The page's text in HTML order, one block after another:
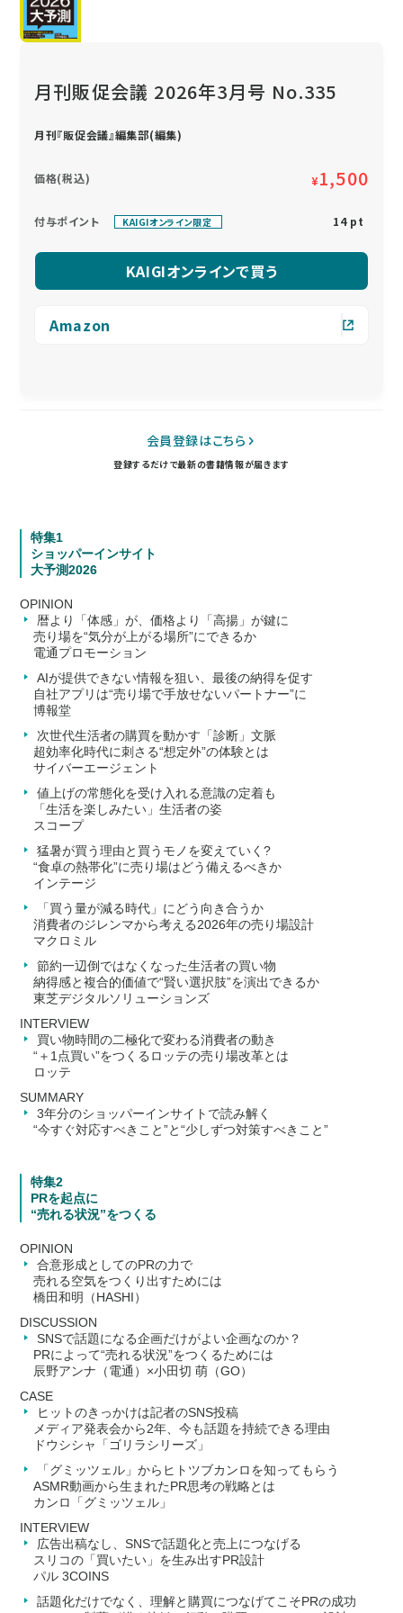
月刊販促会議 2026年3月号 No.335
月刊『販促会議』編集部(編集)
価格(税込) ¥1,500
付与ポイント KAIGIオンライン限定 14 pt
KAIGIオンラインで買う
Amazon
会員登録はこちら
登録するだけで最新の書籍情報が届きます
特集1
ショッパーインサイト
大予測2026
OPINION
暦より「体感」が、価格より「高揚」が鍵に
売り場を“気分が上がる場所”にできるか
電通プロモーション
AIが提供できない情報を狙い、最後の納得を促す
自社アプリは“売り場で手放せないパートナー”に
博報堂
次世代生活者の購買を動かす「診断」文脈
超効率化時代に刺さる“想定外”の体験とは
サイバーエージェント
値上げの常態化を受け入れる意識の定着も
「生活を楽しみたい」生活者の姿
スコープ
猛暑が買う理由と買うモノを変えていく?
“食卓の熱帯化”に売り場はどう備えるべきか
インテージ
「買う量が減る時代」にどう向き合うか
消費者のジレンマから考える2026年の売り場設計
マクロミル
節約一辺倒ではなくなった生活者の買い物
納得感と複合的価値で“賢い選択肢”を演出できるか
東芝デジタルソリューションズ
INTERVIEW
買い物時間の二極化で変わる消費者の動き
“＋1点買い”をつくるロッテの売り場改革とは
ロッテ
SUMMARY
3年分のショッパーインサイトで読み解く
“今すぐ対応すべきこと”と“少しずつ対策すべきこと”
特集2
PRを起点に
“売れる状況”をつくる
OPINION
合意形成としてのPRの力で
売れる空気をつくり出すためには
橋田和明（HASHI）
DISCUSSION
SNSで話題になる企画だけがよい企画なのか？
PRによって“売れる状況”をつくるためには
辰野アンナ（電通）×小田切 萌（GO）
CASE
ヒットのきっかけは記者のSNS投稿
メディア発表会から2年、今も話題を持続できる理由
ドウシシャ「ゴリラシリーズ」
「グミッツェル」からヒトツブカンロを知ってもらう
ASMR動画から生まれたPR思考の戦略とは
カンロ「グミッツェル」
INTERVIEW
広告出稿なし、SNSで話題化と売上につなげる
スリコの「買いたい」を生み出すPR設計
パル 3COINS
話題化だけでなく、理解と購買につなげてこそPRの成功